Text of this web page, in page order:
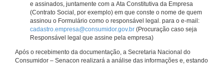
e assinados, juntamente com a Ata Constitutiva da Empresa
(Contrato Social, por exemplo) em que conste o nome de quem
assinou o Formulário como o responsável legal. para o e-mail:
cadastro.empresa@consumidor.gov.br (Procuração caso seja
Responsável legal que assine pela empresa)
Após o recebimento da documentação, a Secretaria Nacional do
Consumidor – Senacon realizará a análise das informações e, estando